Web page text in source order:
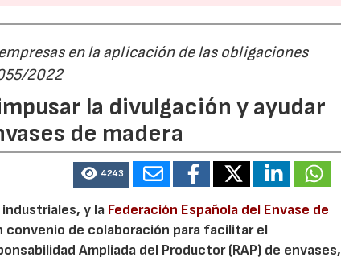
en la aplicación de las obligaciones
2022
la divulgación y ayudar
de madera
4243
y la Federación Española del Envase de
convenio de colaboración para facilitar el
Ampliada del Productor (RAP) de envases,
23/07/2026